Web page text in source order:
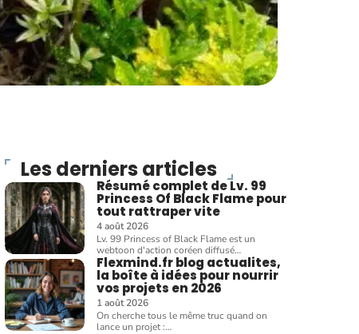
Les derniers articles
Résumé complet de Lv. 99
Princess Of Black Flame pour
tout rattraper vite
4 août 2026
Lv. 99 Princess of Black Flame est un
webtoon d'action coréen diffusé…
Flexmind.fr blog actualites,
la boîte à idées pour nourrir
vos projets en 2026
1 août 2026
On cherche tous le même truc quand on
lance un projet :…